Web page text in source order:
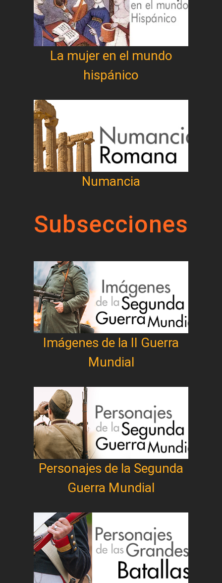
La mujer en el mundo
hispánico
Numancia
Subsecciones
Imágenes de la II Guerra
Mundial
Personajes de la Segunda
Guerra Mundial